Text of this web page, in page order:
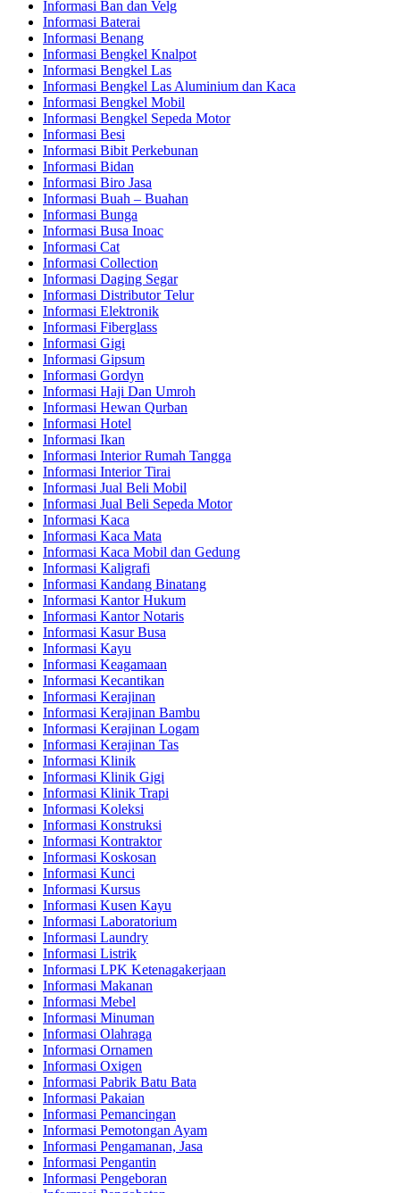
Informasi Ban dan Velg
Informasi Baterai
Informasi Benang
Informasi Bengkel Knalpot
Informasi Bengkel Las
Informasi Bengkel Las Aluminium dan Kaca
Informasi Bengkel Mobil
Informasi Bengkel Sepeda Motor
Informasi Besi
Informasi Bibit Perkebunan
Informasi Bidan
Informasi Biro Jasa
Informasi Buah – Buahan
Informasi Bunga
Informasi Busa Inoac
Informasi Cat
Informasi Collection
Informasi Daging Segar
Informasi Distributor Telur
Informasi Elektronik
Informasi Fiberglass
Informasi Gigi
Informasi Gipsum
Informasi Gordyn
Informasi Haji Dan Umroh
Informasi Hewan Qurban
Informasi Hotel
Informasi Ikan
Informasi Interior Rumah Tangga
Informasi Interior Tirai
Informasi Jual Beli Mobil
Informasi Jual Beli Sepeda Motor
Informasi Kaca
Informasi Kaca Mata
Informasi Kaca Mobil dan Gedung
Informasi Kaligrafi
Informasi Kandang Binatang
Informasi Kantor Hukum
Informasi Kantor Notaris
Informasi Kasur Busa
Informasi Kayu
Informasi Keagamaan
Informasi Kecantikan
Informasi Kerajinan
Informasi Kerajinan Bambu
Informasi Kerajinan Logam
Informasi Kerajinan Tas
Informasi Klinik
Informasi Klinik Gigi
Informasi Klinik Trapi
Informasi Koleksi
Informasi Konstruksi
Informasi Kontraktor
Informasi Koskosan
Informasi Kunci
Informasi Kursus
Informasi Kusen Kayu
Informasi Laboratorium
Informasi Laundry
Informasi Listrik
Informasi LPK Ketenagakerjaan
Informasi Makanan
Informasi Mebel
Informasi Minuman
Informasi Olahraga
Informasi Ornamen
Informasi Oxigen
Informasi Pabrik Batu Bata
Informasi Pakaian
Informasi Pemancingan
Informasi Pemotongan Ayam
Informasi Pengamanan, Jasa
Informasi Pengantin
Informasi Pengeboran